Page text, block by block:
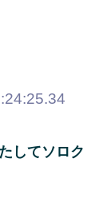
してソロク